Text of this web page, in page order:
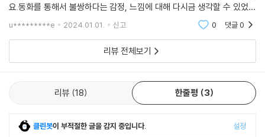
요.동화를 통해서 불쌍하다는 감정, 느낌에 대해 다시금 생각할 수 있었습
니다.누군가를 돕는다는 것의 의미에 대해 생각해 볼 수 있는 기회였기에
u*********e 2024.01.01. 신고 0 댓글0
리뷰 전체보기
리뷰 18 한줄평 3
클린봇이 부적절한 글을 감지 중입니다. 설정